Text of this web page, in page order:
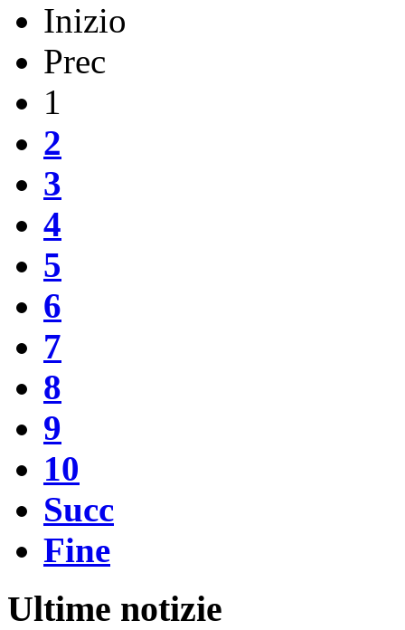
Inizio
Prec
1
2
3
4
5
6
7
8
9
10
Succ
Fine
Ultime notizie